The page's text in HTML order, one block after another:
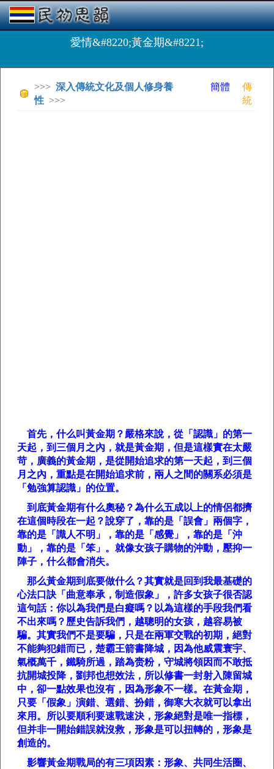
愛情&#8220;黃金期&#8221;
>>> 深入傳統文化及個人修身養
性 >>>
簡體
傳
統
首先，什么叫黃金期？嚴格來說，從「認識」的第一
天起，到三個月之內，就是黃金期，但是這樣實在太嚴
苛，廣義的黃金期，是從開始追求的第一天起，到三個
月之內，重點是在開始追求前，兩人之間的關系必須是
「勉強算認識」的位置。
到底黃金期有什么奧秘？為什么五成以上的情侶都擠
在這個時段在一起？說穿了，靠的是「誤會」兩個字，
靠的是「識人不明」，靠的是「感覺」，靠的是「沖
動」，靠的是「笨」。就像女孩子購物的沖動，壓抑一
陣子，什么都會消失。
那么黃金期到底要做什么？其實就是回到我最基礎的
心法口訣「曲意奉承，制造假象」，許多女孩子很否認
這句話：你以為我們是白癡嗎？以為這樣的手段我們看
不出來嗎？歷史告訴我們，越聰明的女孩，越容易被
騙。其實我們不是要騙，只是在兩軍交戰的初期，絕對
不能夠犯錯而已，楚霸王箭書降城，因為他威震寰宇、
氣概萬千，鐵騎所過，踏為赍粉，守城將領因而不敢抵
抗開城投降，劉邦也想效法，所以修書一封射入陳留城
中，卻一點效果也沒有，因為形象不一樣。在黃金期，
只要「假象」演錯、選錯、扮錯，御寒大衣就可以拿出
來用。所以要順利要速戰速決，形象絕對是唯一指標，
但并非一開始錯誤就沒救，形象是可以扭轉的，形象是
創造的。
影響黃金期戰局的有三項因素：形象、共同生活圈、